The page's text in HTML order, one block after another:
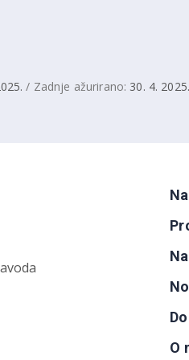
/ Zadnje ažurirano: 30. 4. 2025.
O